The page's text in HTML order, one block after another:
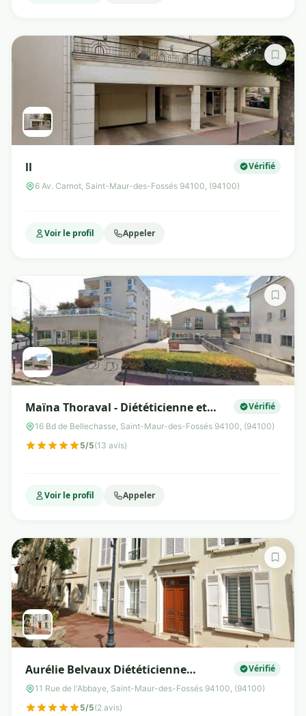
ll Vérifié
6 Av. Carnot, Saint-Maur-des-Fossés 94100, (94100)
Voir le profil Appeler
Maïna Thoraval - Diététicienne et
Consultante en lactation certifiée
IBCLC - périnatalité et pédiatrie - pôle
Vérifié
16 Bd de Bellechasse, Saint-Maur-des-Fossés 94100, (94100)
5/5(13 avis)
Voir le profil Appeler
Aurélie Belvaux Diététicienne
Nutritionniste
Vérifié
11 Rue de l'Abbaye, Saint-Maur-des-Fossés 94100, (94100)
5/5(2 avis)